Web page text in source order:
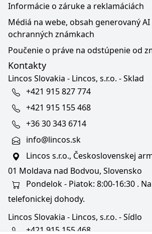
Informácie o záruke a reklamáciách
Médiá na webe, obsah generovaný AI
ochranných známkach
Poučenie o práve na odstúpenie od
Kontakty
Lincos Slovakia - Lincos, s.r.o. - Sklad
+421 915 827 774
+421 915 155 468
+36 30 343 6714
info@lincos.sk
Lincos s.r.o., Československej
01 Moldava nad Bodvou, Slovensko
Pondelok - Piatok: 8:00-16:30 .
telefonickej dohody.
Lincos Slovakia - Lincos, s.r.o. - Sídlo
+421 915 155 468